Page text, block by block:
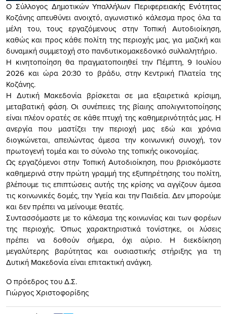
Ο Σύλλογος Δημοτικών Υπαλλήλων Περιφερειακής Ενότητας
Κοζάνης απευθύνει ανοιχτό, αγωνιστικό κάλεσμα προς όλα τα
μέλη του, τους εργαζόμενους στην Τοπική Αυτοδιοίκηση,
καθώς και προς κάθε πολίτη της περιοχής μας, για μαζική και
δυναμική συμμετοχή στο πανδυτικομακεδονικό συλλαλητήριο.
Η κινητοποίηση θα πραγματοποιηθεί την Πέμπτη, 9 Ιουλίου
2026 και ώρα 20:30 το βράδυ, στην Κεντρική Πλατεία της
Κοζάνης.
Η Δυτική Μακεδονία βρίσκεται σε μια εξαιρετικά κρίσιμη,
μεταβατική φάση. Οι συνέπειες της βίαιης απολιγνιτοποίησης
είναι πλέον ορατές σε κάθε πτυχή της καθημερινότητάς μας. Η
ανεργία που μαστίζει την περιοχή μας εδώ και χρόνια
διογκώνεται, απειλώντας άμεσα την κοινωνική συνοχή, τον
πρωτογενή τομέα και το σύνολο της τοπικής οικονομίας.
Ως εργαζόμενοι στην Τοπική Αυτοδιοίκηση, που βρισκόμαστε
καθημερινά στην πρώτη γραμμή της εξυπηρέτησης του πολίτη,
βλέπουμε τις επιπτώσεις αυτής της κρίσης να αγγίζουν άμεσα
τις κοινωνικές δομές, την Υγεία και την Παιδεία. Δεν μπορούμε
και δεν πρέπει να μείνουμε θεατές.
Συντασσόμαστε με το κάλεσμα της κοινωνίας και των φορέων
της περιοχής. Όπως χαρακτηριστικά τονίστηκε, οι λύσεις
πρέπει να δοθούν σήμερα, όχι αύριο. Η διεκδίκηση
μεγαλύτερης βαρύτητας και ουσιαστικής στήριξης για τη
Δυτική Μακεδονία είναι επιτακτική ανάγκη.
Ο πρόεδρος του Δ.Σ.
Γιώργος Χριστοφορίδης